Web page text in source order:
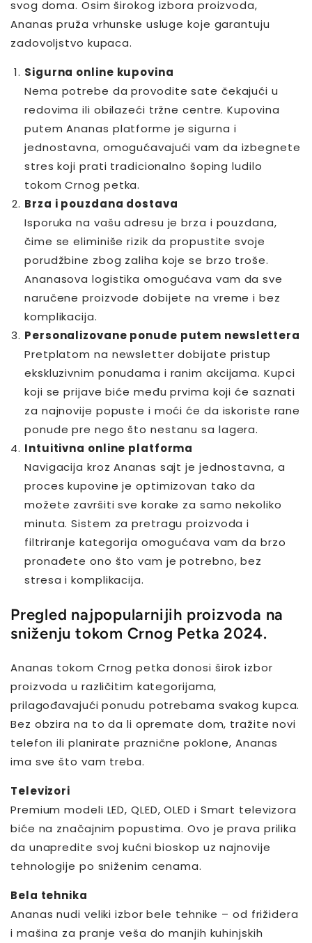
svog doma. Osim širokog izbora proizvoda,
Ananas pruža vrhunske usluge koje garantuju
zadovoljstvo kupaca.
Sigurna online kupovina
Nema potrebe da provodite sate čekajući u
redovima ili obilazeći tržne centre. Kupovina
putem Ananas platforme je sigurna i
jednostavna, omogućavajući vam da izbegnete
stres koji prati tradicionalno šoping ludilo
tokom Crnog petka.
Brza i pouzdana dostava
Isporuka na vašu adresu je brza i pouzdana,
čime se eliminiše rizik da propustite svoje
porudžbine zbog zaliha koje se brzo troše.
Ananasova logistika omogućava vam da sve
naručene proizvode dobijete na vreme i bez
komplikacija.
Personalizovane ponude putem newslettera
Pretplatom na newsletter dobijate pristup
ekskluzivnim ponudama i ranim akcijama. Kupci
koji se prijave biće među prvima koji će saznati
za najnovije popuste i moći će da iskoriste rane
ponude pre nego što nestanu sa lagera.
Intuitivna online platforma
Navigacija kroz Ananas sajt je jednostavna, a
proces kupovine je optimizovan tako da
možete završiti sve korake za samo nekoliko
minuta. Sistem za pretragu proizvoda i
filtriranje kategorija omogućava vam da brzo
pronađete ono što vam je potrebno, bez
stresa i komplikacija.
Pregled najpopularnijih proizvoda na
sniženju tokom Crnog Petka 2024.
Ananas tokom Crnog petka donosi širok izbor
proizvoda u različitim kategorijama,
prilagođavajući ponudu potrebama svakog kupca.
Bez obzira na to da li opremate dom, tražite novi
telefon ili planirate praznične poklone, Ananas
ima sve što vam treba.
Televizori
Premium modeli LED, QLED, OLED i Smart televizora
biće na značajnim popustima. Ovo je prava prilika
da unapredite svoj kućni bioskop uz najnovije
tehnologije po sniženim cenama.
Bela tehnika
Ananas nudi veliki izbor bele tehnike – od frižidera
i mašina za pranje veša do manjih kuhinjskih